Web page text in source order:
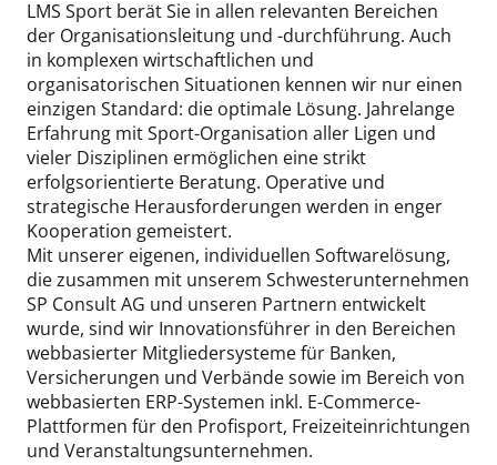
LMS Sport berät Sie in allen relevanten Bereichen
der Organisationsleitung und -durchführung. Auch
in komplexen wirtschaftlichen und
organisatorischen Situationen kennen wir nur einen
einzigen Standard: die optimale Lösung. Jahrelange
Erfahrung mit Sport-Organisation aller Ligen und
vieler Disziplinen ermöglichen eine strikt
erfolgsorientierte Beratung. Operative und
strategische Herausforderungen werden in enger
Kooperation gemeistert.
Mit unserer eigenen, individuellen Softwarelösung,
die zusammen mit unserem Schwesterunternehmen
SP Consult AG und unseren Partnern entwickelt
wurde, sind wir Innovationsführer in den Bereichen
webbasierter Mitgliedersysteme für Banken,
Versicherungen und Verbände sowie im Bereich von
webbasierten ERP-Systemen inkl. E-Commerce-
Plattformen für den Profisport, Freizeiteinrichtungen
und Veranstaltungsunternehmen.